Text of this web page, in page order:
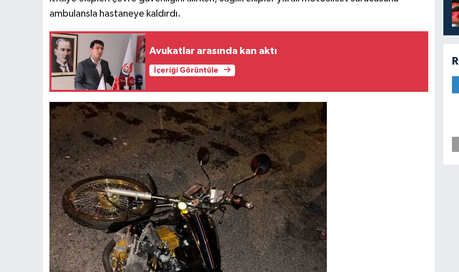
ambulansla hastaneye kaldırdı.
Avukatlar arasında kan aktı
İçeriği Görüntüle